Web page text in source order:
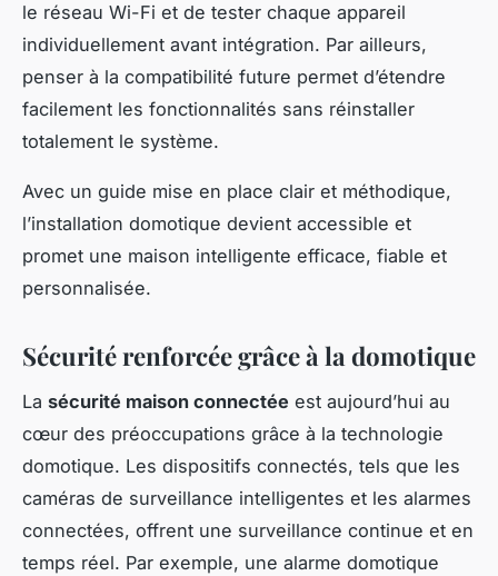
le réseau Wi-Fi et de tester chaque appareil
individuellement avant intégration. Par ailleurs,
penser à la compatibilité future permet d’étendre
facilement les fonctionnalités sans réinstaller
totalement le système.
Avec un guide mise en place clair et méthodique,
l’installation domotique devient accessible et
promet une maison intelligente efficace, fiable et
personnalisée.
Sécurité renforcée grâce à la domotique
La sécurité maison connectée est aujourd’hui au
cœur des préoccupations grâce à la technologie
domotique. Les dispositifs connectés, tels que les
caméras de surveillance intelligentes et les alarmes
connectées, offrent une surveillance continue et en
temps réel. Par exemple, une alarme domotique